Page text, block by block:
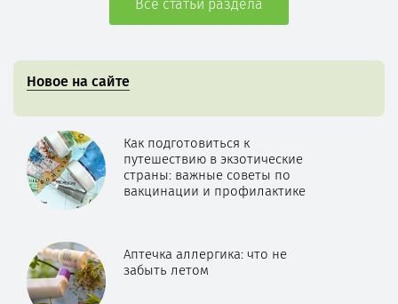
Все статьи раздела
Новое на сайте
Как подготовиться к
путешествию в экзотические
страны: важные советы по
вакцинации и профилактике
Аптечка аллергика: что не
забыть летом